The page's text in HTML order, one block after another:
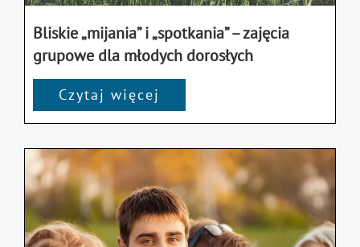
Bliskie „mijania” i „spotkania” – zajęcia
grupowe dla młodych dorosłych
Czytaj więcej